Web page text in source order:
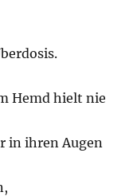
Hemd hielt nie
in ihren Augen